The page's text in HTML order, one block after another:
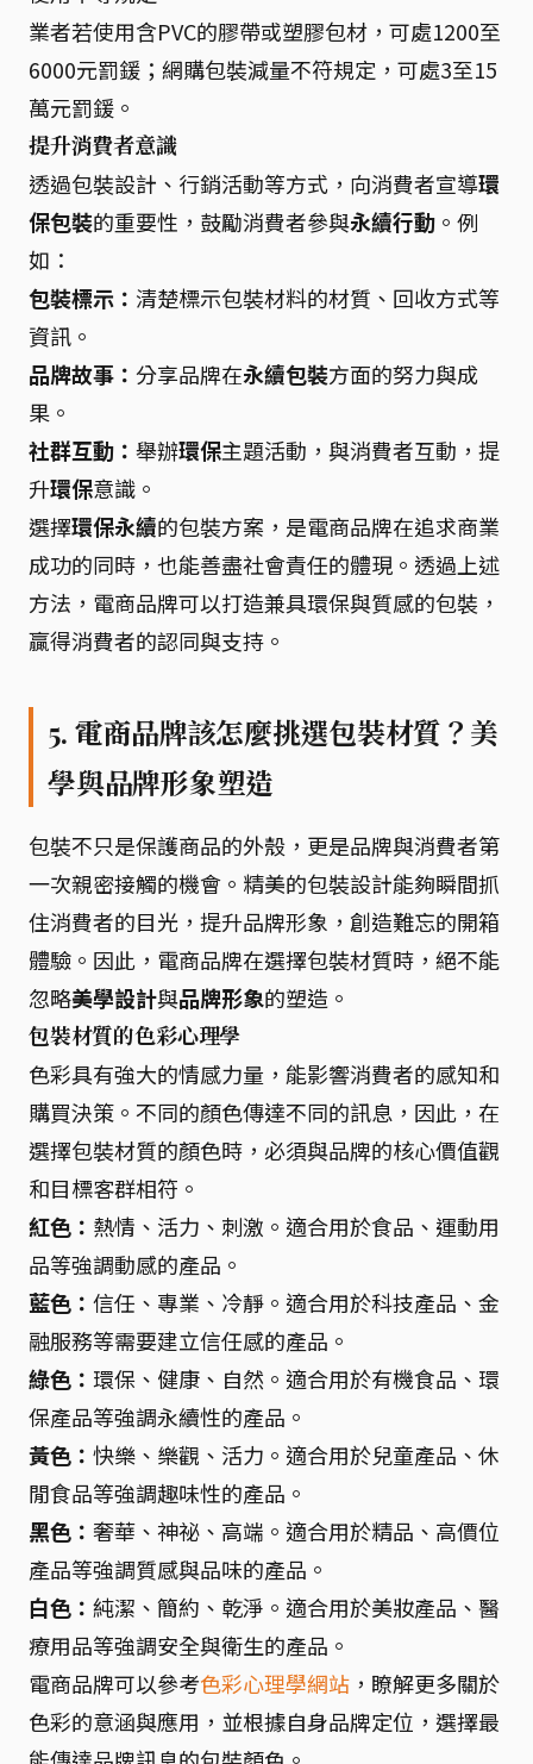
業者若使用含PVC的膠帶或塑膠包材，可處1200至
6000元罰鍰；網購包裝減量不符規定，可處3至15
萬元罰鍰。
提升消費者意識
透過包裝設計、行銷活動等方式，向消費者宣導環
保包裝的重要性，鼓勵消費者參與永續行動 。例
如：
包裝標示： 清楚標示包裝材料的材質、回收方式等
資訊。
品牌故事： 分享品牌在永續包裝方面的努力與成
果。
社群互動： 舉辦環保主題活動，與消費者互動，提
升環保意識。
選擇環保永續的包裝方案，是電商品牌在追求商業
成功的同時，也能善盡社會責任的體現。透過上述
方法，電商品牌可以打造兼具環保與質感的包裝，
贏得消費者的認同與支持。
5. 電商品牌該怎麼挑選包裝材質？美
學與品牌形象塑造
包裝不只是保護商品的外殼，更是品牌與消費者第
一次親密接觸的機會。精美的包裝設計能夠瞬間抓
住消費者的目光，提升品牌形象，創造難忘的開箱
體驗。因此，電商品牌在選擇包裝材質時，絕不能
忽略美學設計與品牌形象的塑造。
包裝材質的色彩心理學
色彩具有強大的情感力量，能影響消費者的感知和
購買決策。不同的顏色傳達不同的訊息，因此，在
選擇包裝材質的顏色時，必須與品牌的核心價值觀
和目標客群相符。
紅色： 熱情、活力、刺激。適合用於食品、運動用
品等強調動感的產品。
藍色： 信任、專業、冷靜。適合用於科技產品、金
融服務等需要建立信任感的產品。
綠色： 環保、健康、自然。適合用於有機食品、環
保產品等強調永續性的產品。
黃色： 快樂、樂觀、活力。適合用於兒童產品、休
閒食品等強調趣味性的產品。
黑色： 奢華、神祕、高端。適合用於精品、高價位
產品等強調質感與品味的產品。
白色： 純潔、簡約、乾淨。適合用於美妝產品、醫
療用品等強調安全與衛生的產品。
電商品牌可以參考色彩心理學網站 ，瞭解更多關於
色彩的意涵與應用，並根據自身品牌定位，選擇最